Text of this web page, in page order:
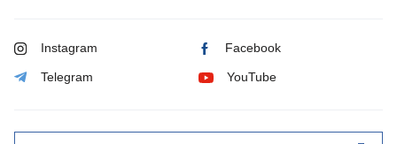
Instagram Facebook
Telegram YouTube